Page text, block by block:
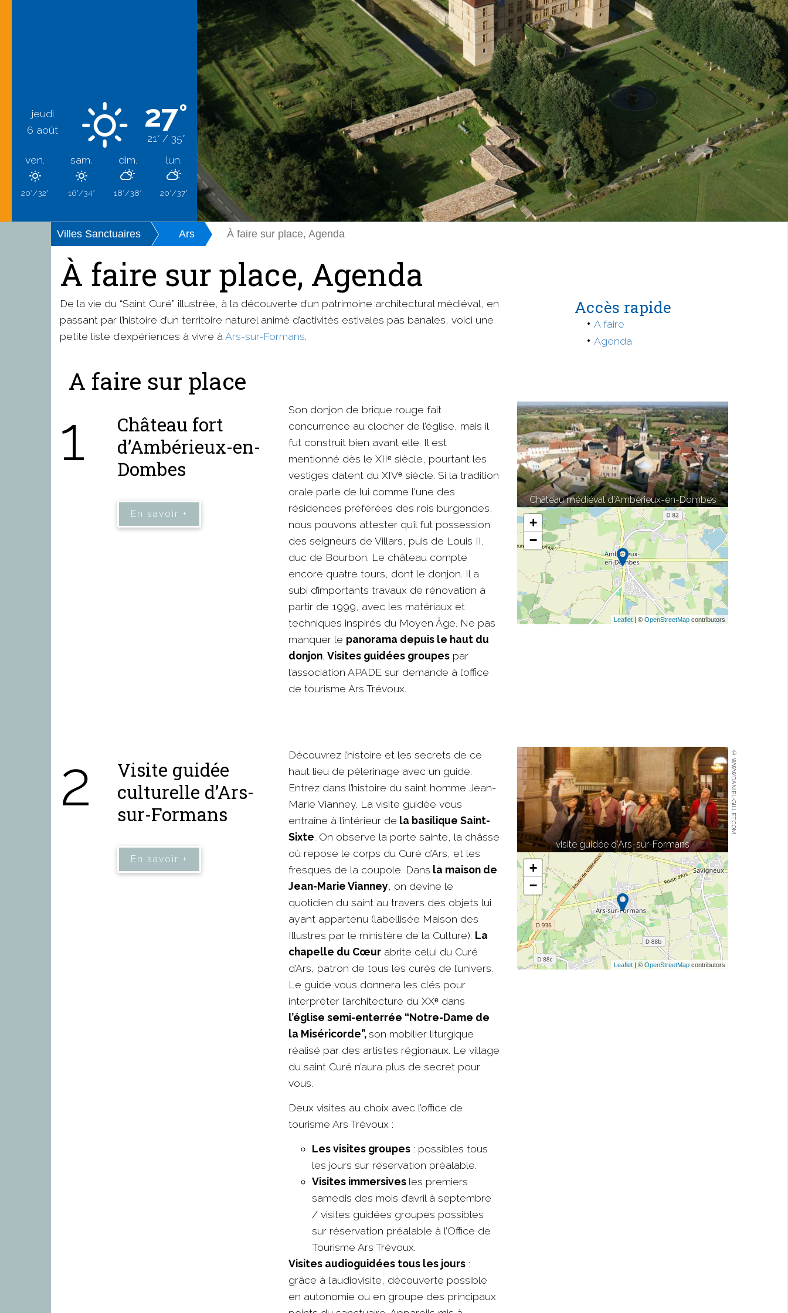
Villes Sanctuaires Ars À faire sur place, Agenda
À faire sur place, Agenda
De la vie du “Saint Curé” illustrée, à la découverte d’un patrimoine architectural médiéval, en
passant par l’histoire d’un territoire naturel animé d’activités estivales pas banales, voici une
petite liste d’expériences à vivre à Ars-sur-Formans.
Accès rapide
A faire
Agenda
A faire sur place
1
Château fort
d’Ambérieux-en-
Dombes
En savoir +
Son donjon de brique rouge fait
concurrence au clocher de l’église, mais il
fut construit bien avant elle. Il est
mentionné dès le XIIᵉ siècle, pourtant les
vestiges datent du XIVᵉ siècle. Si la tradition
orale parle de lui comme l'une des
résidences préférées des rois burgondes,
nous pouvons attester qu’il fut possession
des seigneurs de Villars, puis de Louis II,
duc de Bourbon. Le château compte
encore quatre tours, dont le donjon. Il a
subi d’importants travaux de rénovation à
partir de 1999, avec les matériaux et
techniques inspirés du Moyen Âge. Ne pas
manquer le panorama depuis le haut du
donjon. Visites guidées groupes par
l’association APADE sur demande à l’office
de tourisme Ars Trévoux.
Château médiéval d’Ambérieux-en-Dombes
+
−
Leaflet | © OpenStreetMap contributors
2
Visite guidée
culturelle d’Ars-
sur-Formans
En savoir +
Découvrez l’histoire et les secrets de ce
haut lieu de pèlerinage avec un guide.
Entrez dans l’histoire du saint homme Jean-
Marie Vianney. La visite guidée vous
entraîne à l’intérieur de la basilique Saint-
Sixte. On observe la porte sainte, la châsse
où repose le corps du Curé d’Ars, et les
fresques de la coupole. Dans la maison de
Jean-Marie Vianney, on devine le
quotidien du saint au travers des objets lui
ayant appartenu (labellisée Maison des
Illustres par le ministère de la Culture). La
chapelle du Cœur abrite celui du Curé
d’Ars, patron de tous les curés de l’univers.
Le guide vous donnera les clés pour
interpréter l’architecture du XXᵉ dans
l’église semi-enterrée “Notre-Dame de
la Miséricorde”,son mobilier liturgique
réalisé par des artistes régionaux. Le village
du saint Curé n’aura plus de secret pour
vous.
Deux visites au choix avec l’office de
tourisme Ars Trévoux :
Les visites groupes : possibles tous
les jours sur réservation préalable.
Visites immersives les premiers
samedis des mois d’avril à septembre
/ visites guidées groupes possibles
sur réservation préalable à l’Office de
Tourisme Ars Trévoux.
Visites audioguidées tous les jours :
grâce à l’audiovisite, découverte possible
en autonomie ou en groupe des principaux
© WWW.DANIEL-GILLET.COM
visite guidée d’Ars-sur-Formans
+
−
Leaflet | © OpenStreetMap contributors
jeudi
6 août
27°
21° / 35°
ven.
20°/32°
sam.
16°/34°
dim.
18°/38°
lun.
20°/37°